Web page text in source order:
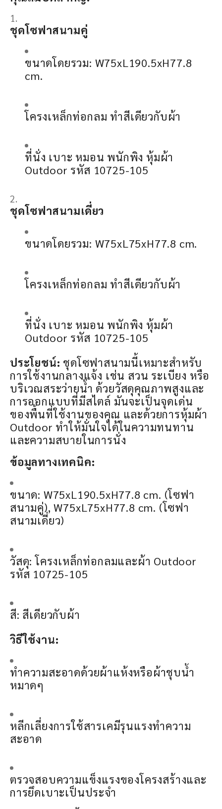
ชุดโซฟาสนามคู่
ขนาดโดยรวม: W75xL190.5xH77.8
cm.
โครงเหล็กท่อกลม ทำสีเดียวกับผ้า
ที่นั่ง เบาะ หมอน พนักพิง หุ้มผ้า
Outdoor รหัส 10725-105
ชุดโซฟาสนามเดี่ยว
ขนาดโดยรวม: W75xL75xH77.8 cm.
โครงเหล็กท่อกลม ทำสีเดียวกับผ้า
ที่นั่ง เบาะ หมอน พนักพิง หุ้มผ้า
Outdoor รหัส 10725-105
ประโยชน์: ชุดโซฟาสนามนี้เหมาะสำหรับ
การใช้งานกลางแจ้ง เช่น สวน ระเบียง หรือ
บริเวณสระว่ายน้ำ ด้วยวัสดุคุณภาพสูงและ
การออกแบบที่มีสไตล์ มันจะเป็นจุดเด่น
ของพื้นที่ใช้งานของคุณ และด้วยการหุ้มผ้า
Outdoor ทำให้มั่นใจได้ในความทนทาน
และความสบายในการนั่ง
ข้อมูลทางเทคนิค:
ขนาด: W75xL190.5xH77.8 cm. (โซฟา
สนามคู่), W75xL75xH77.8 cm. (โซฟา
สนามเดี่ยว)
วัสดุ: โครงเหล็กท่อกลมและผ้า Outdoor
รหัส 10725-105
สี: สีเดียวกับผ้า
วิธีใช้งาน:
ทำความสะอาดด้วยผ้าแห้งหรือผ้าชุบน้ำ
หมาดๆ
หลีกเลี่ยงการใช้สารเคมีรุนแรงทำความ
สะอาด
ตรวจสอบความแข็งแรงของโครงสร้างและ
การยึดเบาะเป็นประจำ